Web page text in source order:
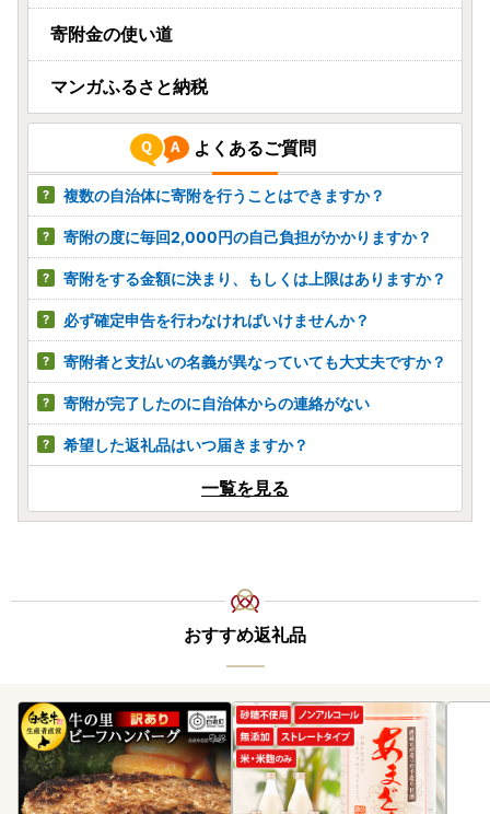
寄附金の使い道
マンガふるさと納税
よくあるご質問
複数の自治体に寄附を行うことはできますか？
寄附の度に毎回2,000円の自己負担がかかりますか？
寄附をする金額に決まり、もしくは上限はありますか？
必ず確定申告を行わなければいけませんか？
寄附者と支払いの名義が異なっていても大丈夫ですか？
寄附が完了したのに自治体からの連絡がない
希望した返礼品はいつ届きますか？
一覧を見る
おすすめ返礼品